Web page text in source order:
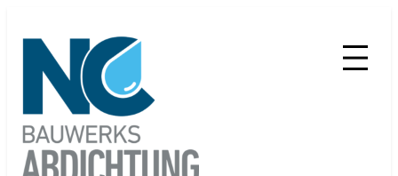
Inhalt
springen